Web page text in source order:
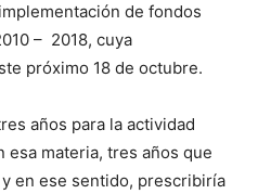
de fondos
– 2018, cuya
próximo 18 de octubre.
años para la actividad
materia, tres años que
en ese sentido, prescribiría